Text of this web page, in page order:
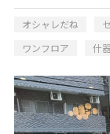
オシャレだね
ワンフロア
什